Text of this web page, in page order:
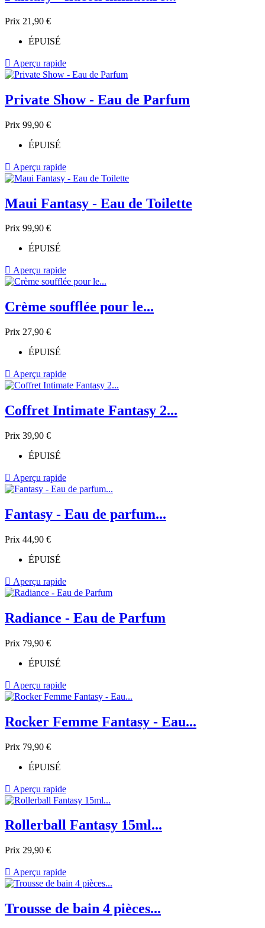
Prix 21,90 €
ÉPUISÉ
 Aperçu rapide
Private Show - Eau de Parfum
Prix 99,90 €
ÉPUISÉ
 Aperçu rapide
Maui Fantasy - Eau de Toilette
Prix 99,90 €
ÉPUISÉ
 Aperçu rapide
Crème soufflée pour le...
Prix 27,90 €
ÉPUISÉ
 Aperçu rapide
Coffret Intimate Fantasy 2...
Prix 39,90 €
ÉPUISÉ
 Aperçu rapide
Fantasy - Eau de parfum...
Prix 44,90 €
ÉPUISÉ
 Aperçu rapide
Radiance - Eau de Parfum
Prix 79,90 €
ÉPUISÉ
 Aperçu rapide
Rocker Femme Fantasy - Eau...
Prix 79,90 €
ÉPUISÉ
 Aperçu rapide
Rollerball Fantasy 15ml...
Prix 29,90 €
 Aperçu rapide
Trousse de bain 4 pièces...